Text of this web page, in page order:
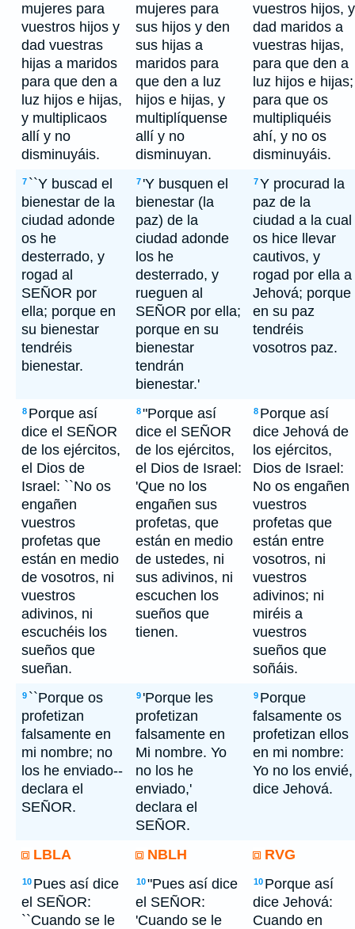
mujeres para
vuestros hijos y
dad vuestras
hijas a maridos
para que den a
luz hijos e hijas,
y multiplicaos
allí y no
disminuyáis.
mujeres para
sus hijos y den
sus hijas a
maridos para
que den a luz
hijos e hijas, y
multiplíquense
allí y no
disminuyan.
vuestros hijos, y
dad maridos a
vuestras hijas,
para que den a
luz hijos e hijas;
para que os
multipliquéis
ahí, y no os
disminuyáis.
7 ``Y buscad el
bienestar de la
ciudad adonde
os he
desterrado, y
rogad al
SEÑOR por
ella; porque en
su bienestar
tendréis
bienestar.
7 'Y busquen el
bienestar (la
paz) de la
ciudad adonde
los he
desterrado, y
rueguen al
SEÑOR por ella;
porque en su
bienestar
tendrán
bienestar.'
7Y procurad la
paz de la
ciudad a la cual
os hice llevar
cautivos, y
rogad por ella a
Jehová; porque
en su paz
tendréis
vosotros paz.
8 Porque así
dice el SEÑOR
de los ejércitos,
el Dios de
Israel: ``No os
engañen
vuestros
profetas que
están en medio
de vosotros, ni
vuestros
adivinos, ni
escuchéis los
sueños que
sueñan.
8"Porque así
dice el SEÑOR
de los ejércitos,
el Dios de Israel:
'Que no los
engañen sus
profetas, que
están en medio
de ustedes, ni
sus adivinos, ni
escuchen los
sueños que
tienen.
8 Porque así
dice Jehová de
los ejércitos,
Dios de Israel:
No os engañen
vuestros
profetas que
están entre
vosotros, ni
vuestros
adivinos; ni
miréis a
vuestros
sueños que
soñáis.
9 ``Porque os
profetizan
falsamente en
mi nombre; no
los he enviado--
declara el
SEÑOR.
9 'Porque les
profetizan
falsamente en
Mi nombre. Yo
no los he
enviado,'
declara el
SEÑOR.
9 Porque
falsamente os
profetizan ellos
en mi nombre:
Yo no los envié,
dice Jehová.
LBLA NBLH RVG
10 Pues así dice
el SEÑOR:
``Cuando se le
10"Pues así dice
el SEÑOR:
'Cuando se le
10 Porque así
dice Jehová:
Cuando en